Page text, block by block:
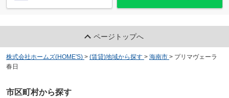
ページトップへ
株式会社ホームズ(HOME'S) > (賃貸)地域から探す > 海南市 > プリマヴェーラ
春日
市区町村から探す